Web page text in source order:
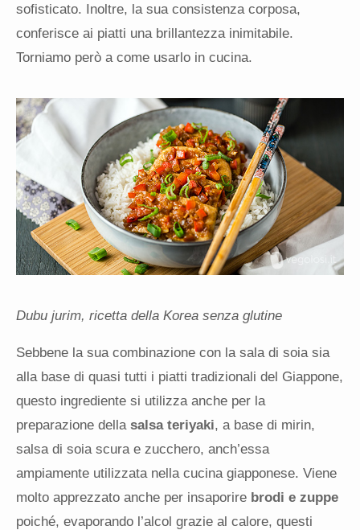
sofisticato. Inoltre, la sua consistenza corposa,
conferisce ai piatti una brillantezza inimitabile.
Torniamo però a come usarlo in cucina.
Dubu jurim, ricetta della Korea senza glutine
Sebbene la sua combinazione con la sala di soia sia
alla base di quasi tutti i piatti tradizionali del Giappone,
questo ingrediente si utilizza anche per la
preparazione della salsa teriyaki, a base di mirin,
salsa di soia scura e zucchero, anch’essa
ampiamente utilizzata nella cucina giapponese. Viene
molto apprezzato anche per insaporire brodi e zuppe
poiché, evaporando l’alcol grazie al calore, questi